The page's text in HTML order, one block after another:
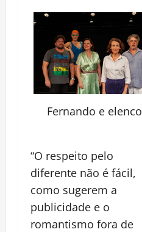
Fernando e elenco
“O respeito pelo
diferente não é fácil,
como sugerem a
publicidade e o
romantismo fora de